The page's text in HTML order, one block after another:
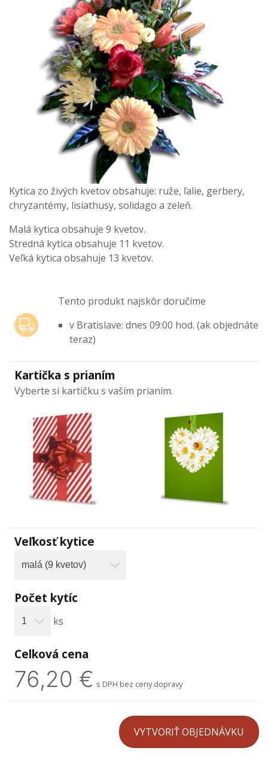
Kytica zo živých kvetov obsahuje: ruže, ľalie, gerbery,
chryzantémy, lisiathusy, solidago a zeleň.
Malá kytica obsahuje 9 kvetov.
Stredná kytica obsahuje 11 kvetov.
Veľká kytica obsahuje 13 kvetov.
Tento produkt najskôr doručíme
v Bratislave: dnes 09:00 hod. (ak objednáte
teraz)
Kartička s prianím
Vyberte si kartičku s vaším prianím.
Veľkosť kytice
Počet kytíc
ks
Celková cena
76,20 € s DPH bez ceny dopravy